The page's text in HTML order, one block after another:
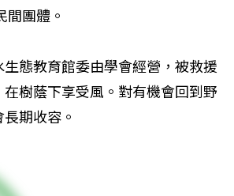
團體。
態教育館委由學會經營，被救援
樹蔭下享受風。對有機會回到野
期收容。